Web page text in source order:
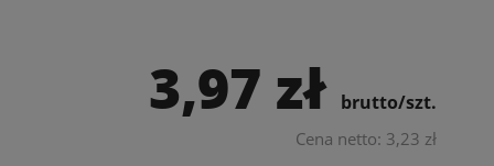
3,97 zł brutto/szt.
Cena netto: 3,23 zł